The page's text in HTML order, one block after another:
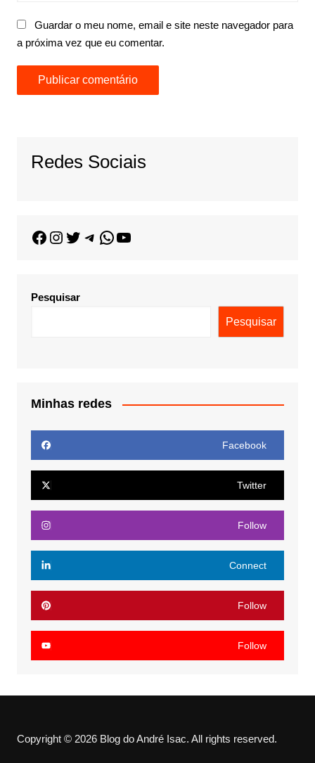
Guardar o meu nome, email e site neste navegador para
a próxima vez que eu comentar.
Redes Sociais
Pesquisar
Pesquisar
Minhas redes
Facebook
Twitter
Follow
Connect
Follow
Follow
Copyright © 2026 Blog do André Isac. All rights reserved.